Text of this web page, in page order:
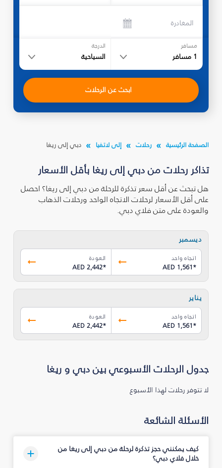
المغادرة
مسافر
1 مسافر
الدرجة
السياحية
ابحث عن الرحلات
الصفحة الرئيسية رحلات إلى لاتفيا دبي إلى ريغا
تذاكر رحلات من دبي إلى ريغا بأقل الأسعار
هل تبحث عن أقل سعر تذكرة للرحلة من دبي إلى ريغا؟ احصل
على أقل الأسعار لرحلات الاتجاه الواحد ورحلات الذهاب
والعودة على متن فلاي دبي.
ديسمبر
اتجاه واحد
AED 1,561*
العودة
AED 2,442*
يناير
اتجاه واحد
AED 1,561*
العودة
AED 2,442*
جدول الرحلات الأسبوعي بين دبي و ريغا
لا تتوفر رحلات لهذا الأسبوع
الأسئلة الشائعة
كيف يمكنني حجز تذكرة لرحلة من دبي إلى ريغا من
خلال فلاي دبي؟